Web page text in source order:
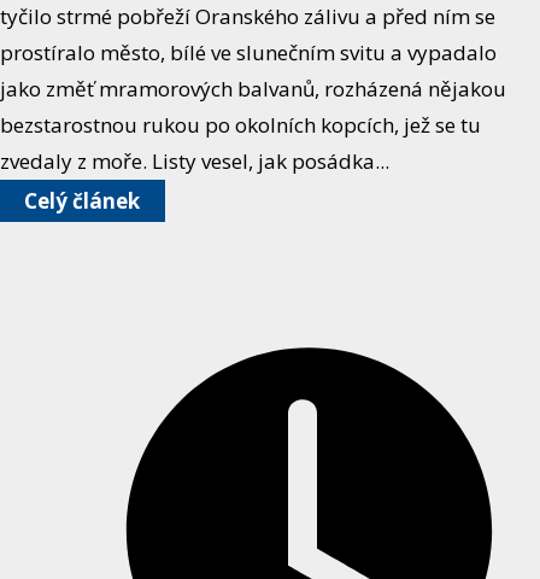
tyčilo strmé pobřeží Oranského zálivu a před ním se
prostíralo město, bílé ve slunečním svitu a vypadalo
jako změť mramorových balvanů, rozházená nějakou
bezstarostnou rukou po okolních kopcích, jež se tu
zvedaly z moře. Listy vesel, jak posádka...
Celý článek